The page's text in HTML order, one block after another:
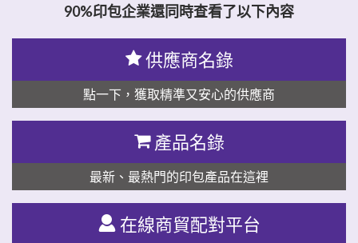
90%印包企業還同時查看了以下內容
供應商名錄
點一下，獲取精準又安心的供應商
產品名錄
最新、最熱門的印包產品在這裡
在線商貿配對平台